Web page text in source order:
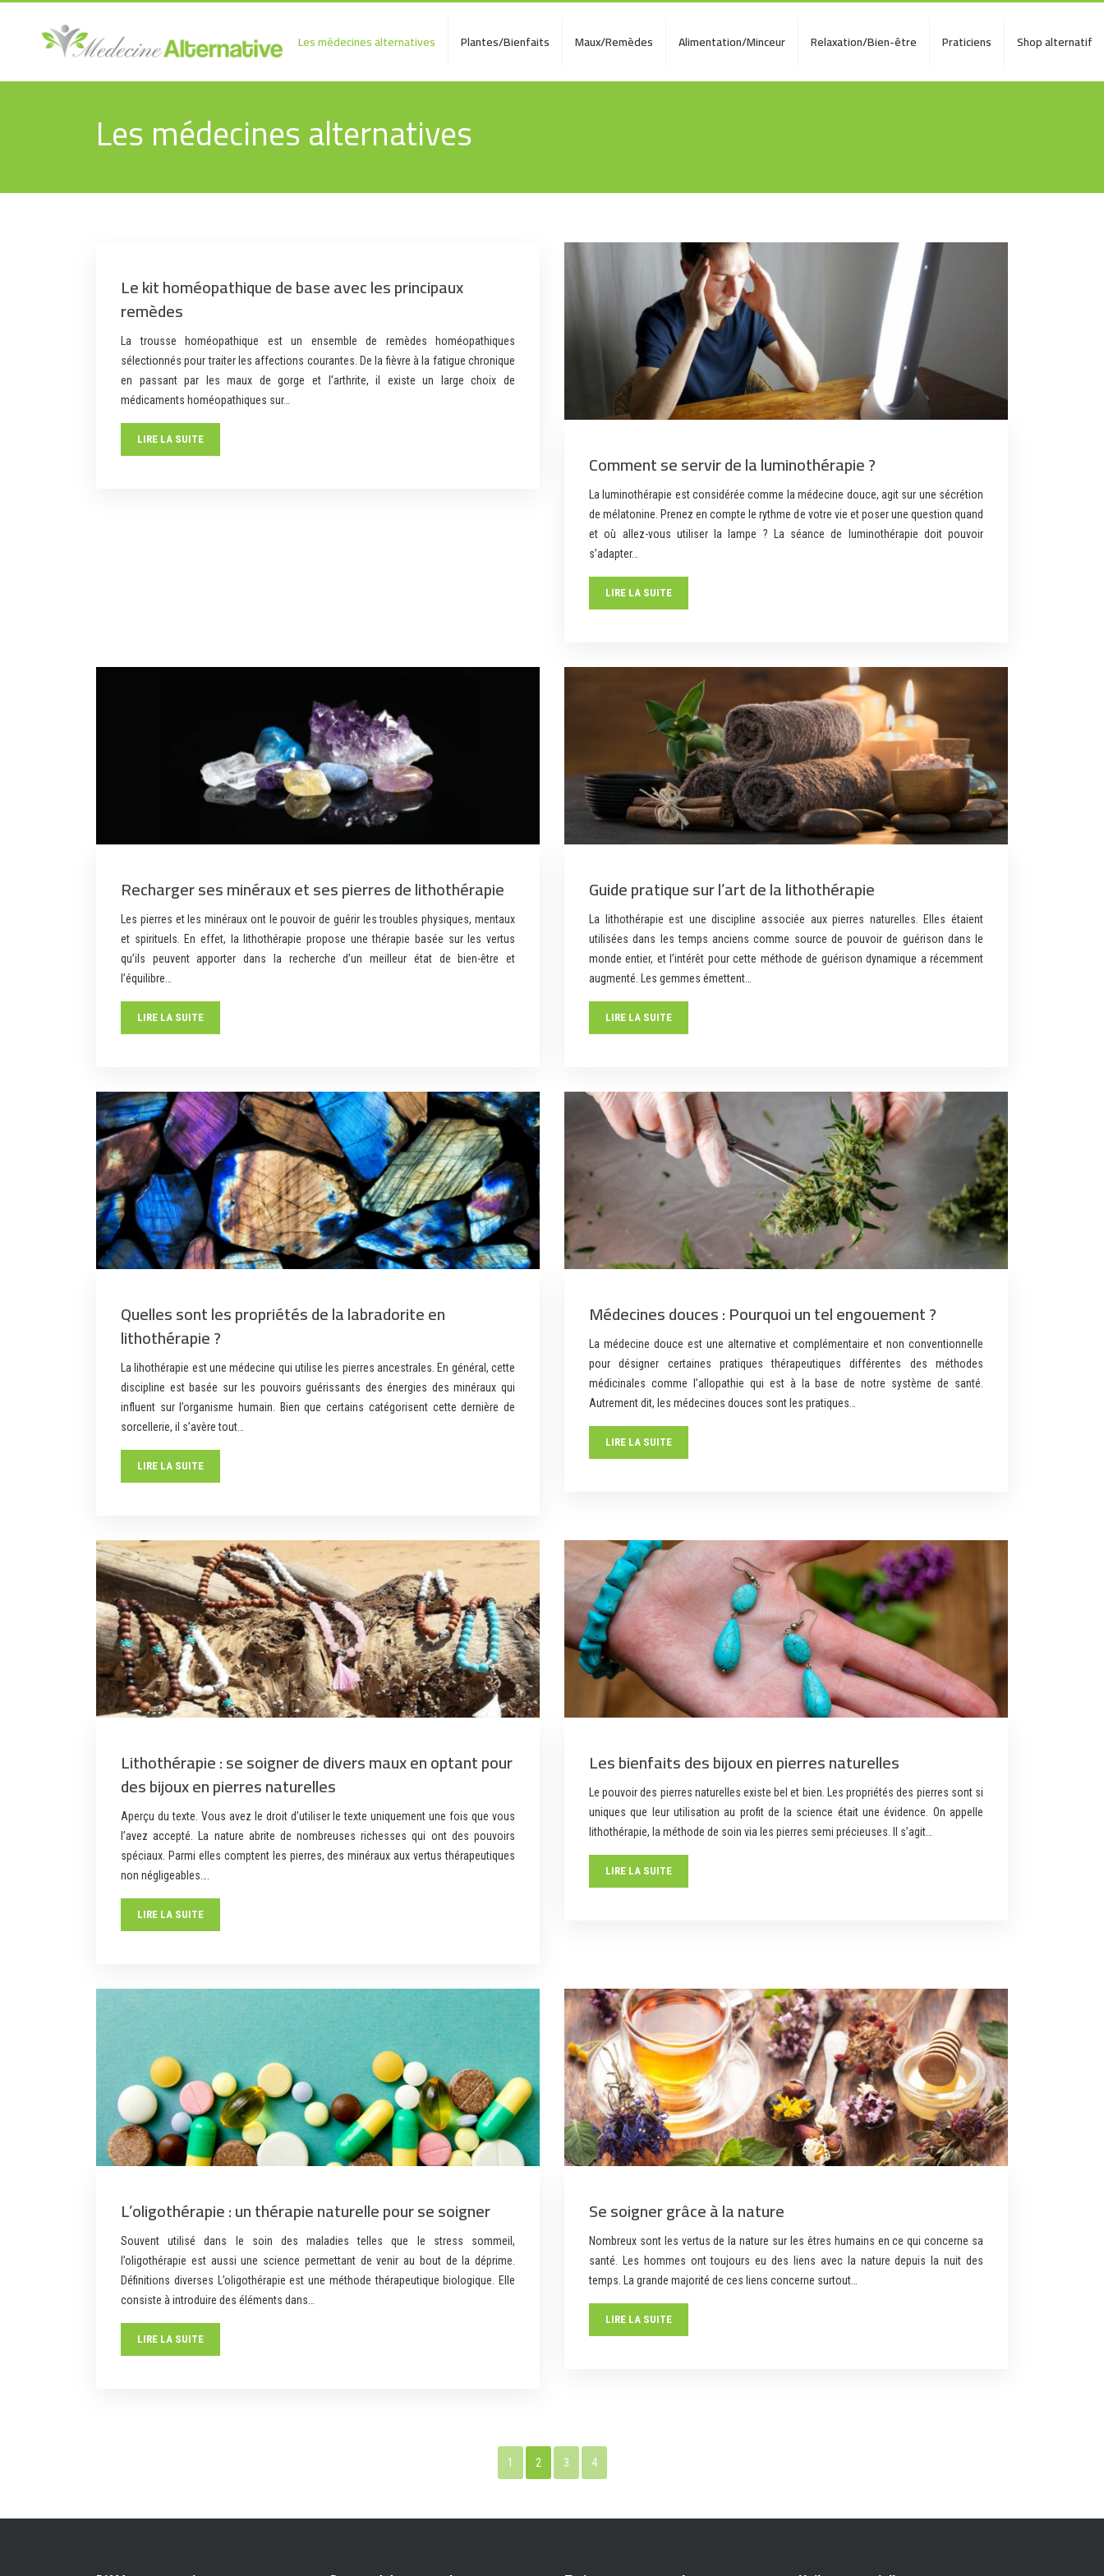
Les médecines alternatives Plantes/Bienfaits Maux/Remèdes Alimentation/Minceur Relaxation/Bien-être Praticiens Shop alternatif
Les médecines alternatives
Le kit homéopathique de base avec les principaux
remèdes
La trousse homéopathique est un ensemble de remèdes homéopathiques
sélectionnés pour traiter les affections courantes. De la fièvre à la fatigue chronique
en passant par les maux de gorge et l’arthrite, il existe un large choix de
médicaments homéopathiques sur…
LIRE LA SUITE
Comment se servir de la luminothérapie ?
La luminothérapie est considérée comme la médecine douce, agit sur une sécrétion
de mélatonine. Prenez en compte le rythme de votre vie et poser une question quand
et où allez-vous utiliser la lampe ? La séance de luminothérapie doit pouvoir
s’adapter…
LIRE LA SUITE
Recharger ses minéraux et ses pierres de lithothérapie
Les pierres et les minéraux ont le pouvoir de guérir les troubles physiques, mentaux
et spirituels. En effet, la lithothérapie propose une thérapie basée sur les vertus
qu’ils peuvent apporter dans la recherche d’un meilleur état de bien-être et
l’équilibre…
LIRE LA SUITE
Guide pratique sur l’art de la lithothérapie
La lithothérapie est une discipline associée aux pierres naturelles. Elles étaient
utilisées dans les temps anciens comme source de pouvoir de guérison dans le
monde entier, et l’intérêt pour cette méthode de guérison dynamique a récemment
augmenté. Les gemmes émettent…
LIRE LA SUITE
Quelles sont les propriétés de la labradorite en
lithothérapie ?
La lihothérapie est une médecine qui utilise les pierres ancestrales. En général, cette
discipline est basée sur les pouvoirs guérissants des énergies des minéraux qui
influent sur l’organisme humain. Bien que certains catégorisent cette dernière de
sorcellerie, il s’avère tout…
LIRE LA SUITE
Médecines douces : Pourquoi un tel engouement ?
La médecine douce est une alternative et complémentaire et non conventionnelle
pour désigner certaines pratiques thérapeutiques différentes des méthodes
médicinales comme l’allopathie qui est à la base de notre système de santé.
Autrement dit, les médecines douces sont les pratiques…
LIRE LA SUITE
Lithothérapie : se soigner de divers maux en optant pour
des bijoux en pierres naturelles
Aperçu du texte. Vous avez le droit d’utiliser le texte uniquement une fois que vous
l’avez accepté. La nature abrite de nombreuses richesses qui ont des pouvoirs
spéciaux. Parmi elles comptent les pierres, des minéraux aux vertus thérapeutiques
non négligeables….
LIRE LA SUITE
Les bienfaits des bijoux en pierres naturelles
Le pouvoir des pierres naturelles existe bel et bien. Les propriétés des pierres sont si
uniques que leur utilisation au profit de la science était une évidence. On appelle
lithothérapie, la méthode de soin via les pierres semi précieuses. Il s’agit…
LIRE LA SUITE
L’oligothérapie : un thérapie naturelle pour se soigner
Souvent utilisé dans le soin des maladies telles que le stress sommeil,
l’oligothérapie est aussi une science permettant de venir au bout de la déprime.
Définitions diverses L’oligothérapie est une méthode thérapeutique biologique. Elle
consiste à introduire des éléments dans…
LIRE LA SUITE
Se soigner grâce à la nature
Nombreux sont les vertus de la nature sur les êtres humains en ce qui concerne sa
santé. Les hommes ont toujours eu des liens avec la nature depuis la nuit des
temps. La grande majorité de ces liens concerne surtout…
LIRE LA SUITE
1 2 3 4